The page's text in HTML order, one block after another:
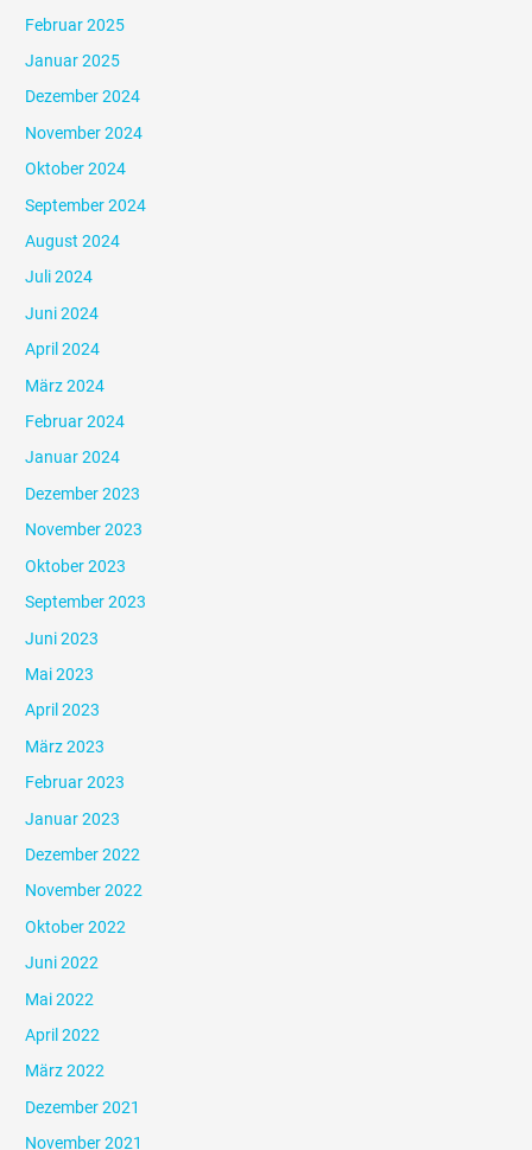
Februar 2025
Januar 2025
Dezember 2024
November 2024
Oktober 2024
September 2024
August 2024
Juli 2024
Juni 2024
April 2024
März 2024
Februar 2024
Januar 2024
Dezember 2023
November 2023
Oktober 2023
September 2023
Juni 2023
Mai 2023
April 2023
März 2023
Februar 2023
Januar 2023
Dezember 2022
November 2022
Oktober 2022
Juni 2022
Mai 2022
April 2022
März 2022
Dezember 2021
November 2021